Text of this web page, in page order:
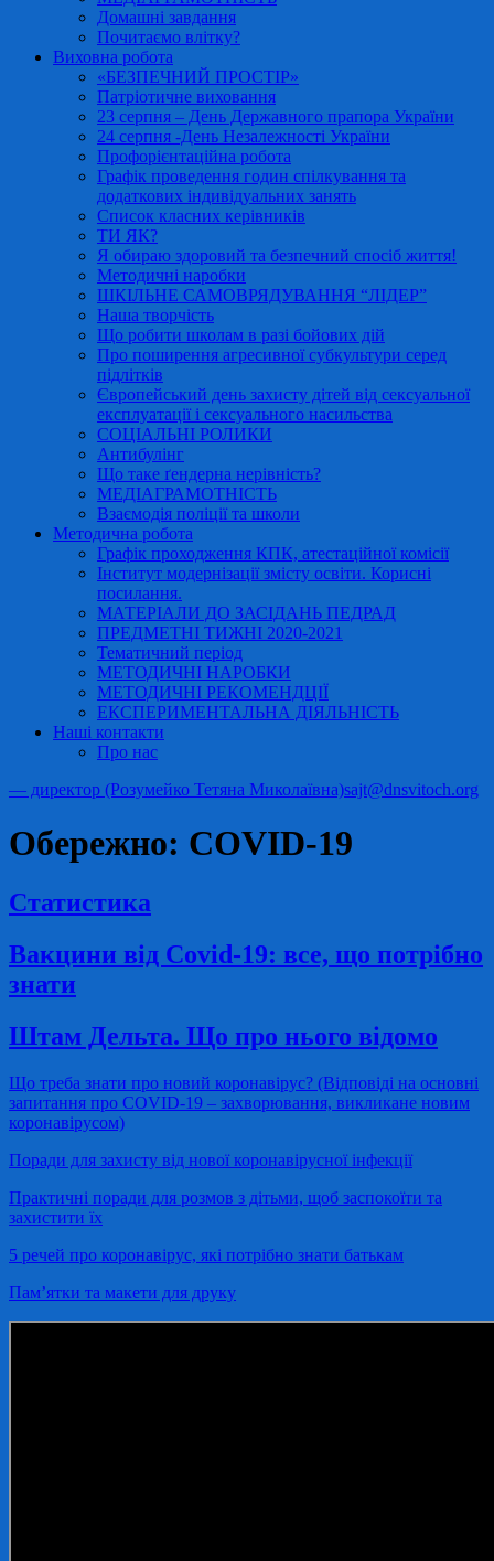
Домашні завдання
Почитаємо влітку?
Виховна робота
«БЕЗПЕЧНИЙ ПРОСТІР»
Патріотичне виховання
23 серпня – День Державного прапора України
24 серпня -День Незалежності України
Профорієнтаційна робота
Графік проведення годин спілкування та
додаткових індивідуальних занять
Список класних керівників
ТИ ЯК?
Я обираю здоровий та безпечний спосіб життя!
Методичні наробки
ШКІЛЬНЕ САМОВРЯДУВАННЯ “ЛІДЕР”
Наша творчість
Що робити школам в разі бойових дій
Про поширення агресивної субкультури серед
підлітків
Європейський день захисту дітей від сексуальної
експлуатації і сексуального насильства
СОЦІАЛЬНІ РОЛИКИ
Антибулінг
Що таке ґендерна нерівність?
МЕДІАГРАМОТНІСТЬ
Взаємодія поліції та школи
Методична робота
Графік проходження КПК, атестаційної комісії
Інститут модернізації змісту освіти. Корисні
посилання.
МАТЕРІАЛИ ДО ЗАСІДАНЬ ПЕДРАД
ПРЕДМЕТНІ ТИЖНІ 2020-2021
Тематичний період
МЕТОДИЧНІ НАРОБКИ
МЕТОДИЧНІ РЕКОМЕНДЦІЇ
ЕКСПЕРИМЕНТАЛЬНА ДІЯЛЬНІСТЬ
Наші контакти
Про нас
— директор (Розумейко Тетяна Миколаївна)sajt@dnsvitoch.org
Обережно: COVID-19
Статистика
Вакцини від Covid-19: все, що потрібно
знати
Штам Дельта. Що про нього відомо
Що треба знати про новий коронавірус? (Відповіді на основні
запитання про COVID-19 – захворювання, викликане новим
коронавірусом)
Поради для захисту від нової коронавірусної інфекції
Практичні поради для розмов з дітьми, щоб заспокоїти та
захистити їх
5 речей про коронавірус, які потрібно знати батькам
Пам’ятки та макети для друку